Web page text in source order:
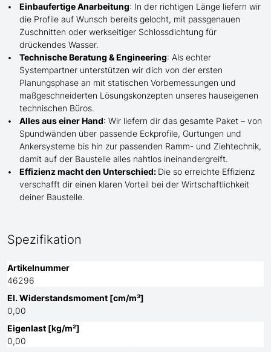
Einbaufertige Anarbeitung: In der richtigen Länge liefern wir
die Profile auf Wunsch bereits gelocht, mit passgenauen
Zuschnitten oder werkseitiger Schlossdichtung für
drückendes Wasser.
Technische Beratung & Engineering: Als echter
Systempartner unterstützen wir dich von der ersten
Planungsphase an mit statischen Vorbemessungen und
maßgeschneiderten Lösungskonzepten unseres hauseigenen
technischen Büros.
Alles aus einer Hand: Wir liefern dir das gesamte Paket – von
Spundwänden über passende Eckprofile, Gurtungen und
Ankersysteme bis hin zur passenden Ramm- und Ziehtechnik,
damit auf der Baustelle alles nahtlos ineinandergreift.
Effizienz macht den Unterschied: Die so erreichte Effizienz
verschafft dir einen klaren Vorteil bei der Wirtschaftlichkeit
deiner Baustelle.
Spezifikation
Artikelnummer
46296
El. Widerstandsmoment [cm/m³]
0,00
Eigenlast [kg/m²]
0,00